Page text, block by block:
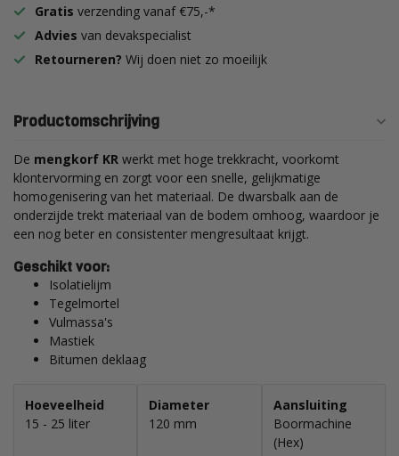
Gratis verzending vanaf €75,-*
Advies van devakspecialist
Retourneren? Wij doen niet zo moeilijk
Productomschrijving
De mengkorf KR werkt met hoge trekkracht, voorkomt
klontervorming en zorgt voor een snelle, gelijkmatige
homogenisering van het materiaal. De dwarsbalk aan de
onderzijde trekt materiaal van de bodem omhoog, waardoor je
een nog beter en consistenter mengresultaat krijgt.
Geschikt voor:
Isolatielijm
Tegelmortel
Vulmassa's
Mastiek
Bitumen deklaag
Hoeveelheid
15 - 25 liter
Diameter
120 mm
Aansluiting
Boormachine
(Hex)